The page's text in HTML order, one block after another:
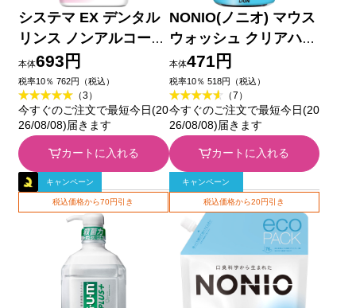
システマ EX デンタル
リンス ノンアルコール
マウスウォッシュ ９０
０ｍｌ ライオン (医薬
部外品)
本体693円
税率10％ 762円（税込）
（3）
今すぐのご注文で最短今日(20
26/08/08)届きます
カートに入れる
NONIO(ノニオ) マウス
ウォッシュ クリアハー
ブミント 洗口液 ６０
０ｍｌ ライオン (医薬
部外品)
本体471円
税率10％ 518円（税込）
（7）
今すぐのご注文で最短今日(20
26/08/08)届きます
カートに入れる
キャンペーン
税込価格から70円引き
キャンペーン
税込価格から20円引き